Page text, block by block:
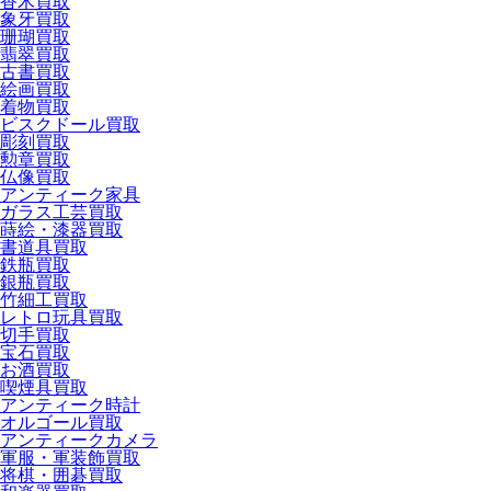
象牙買取
珊瑚買取
翡翠買取
古書買取
絵画買取
着物買取
ビスクドール買取
彫刻買取
勲章買取
仏像買取
アンティーク家具
ガラス工芸買取
蒔絵・漆器買取
書道具買取
鉄瓶買取
銀瓶買取
竹細工買取
レトロ玩具買取
切手買取
宝石買取
お酒買取
喫煙具買取
アンティーク時計
オルゴール買取
アンティークカメラ
軍服・軍装飾買取
将棋・囲碁買取